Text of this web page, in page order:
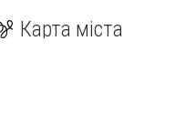
Карта міста